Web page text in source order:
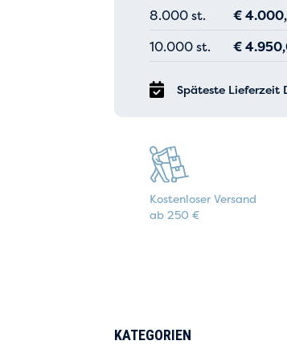
8.000 st. €
10.000 st. €
Späteste Lieferzeit
Kostenloser Versand
ab 250 €
KATEGORIEN